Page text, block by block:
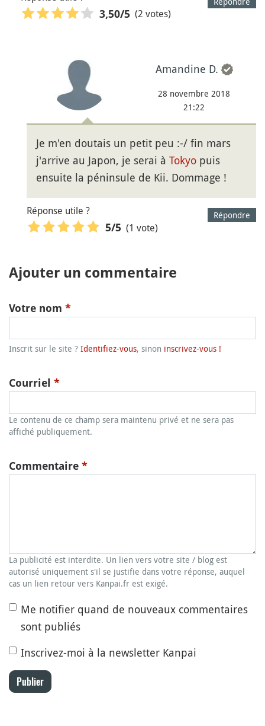
3,50/5 (2 votes)
Amandine D.
28 novembre 2018
21:22
Je m'en doutais un petit peu :-/ fin mars
j'arrive au Japon, je serai à Tokyo puis
ensuite la péninsule de Kii. Dommage !
Répondre
Réponse utile ?
5/5 (1 vote)
Ajouter un commentaire
Votre nom *
Inscrit sur le site ? Identifiez-vous, sinon inscrivez-vous !
Courriel *
Le contenu de ce champ sera maintenu privé et ne sera pas
affiché publiquement.
Commentaire *
La publicité est interdite. Un lien vers votre site / blog est
autorisé uniquement s'il se justifie dans votre réponse, auquel
cas un lien retour vers Kanpai.fr est exigé.
Me notifier quand de nouveaux commentaires
sont publiés
Inscrivez-moi à la newsletter Kanpai
Publier